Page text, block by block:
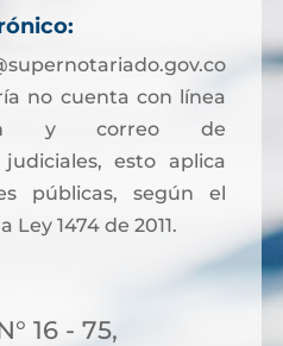
no cuenta con línea
y correo de
esto aplica
públicas, según el
Ley 1474 de 2011.
16 - 75,